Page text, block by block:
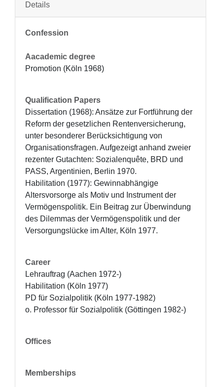
Details
Confession
Aacademic degree
Promotion (Köln 1968)
Qualification Papers
Dissertation (1968): Ansätze zur Fortführung der
Reform der gesetzlichen Rentenversicherung,
unter besonderer Berücksichtigung von
Organisationsfragen. Aufgezeigt anhand zweier
rezenter Gutachten: Sozialenquête, BRD und
PASS, Argentinien, Berlin 1970.
Habilitation (1977): Gewinnabhängige
Altersvorsorge als Motiv und Instrument der
Vermögenspolitik. Ein Beitrag zur Überwindung
des Dilemmas der Vermögenspolitik und der
Versorgungslücke im Alter, Köln 1977.
Career
Lehrauftrag (Aachen 1972-)
Habilitation (Köln 1977)
PD für Sozialpolitik (Köln 1977-1982)
o. Professor für Sozialpolitik (Göttingen 1982-)
Offices
Memberships